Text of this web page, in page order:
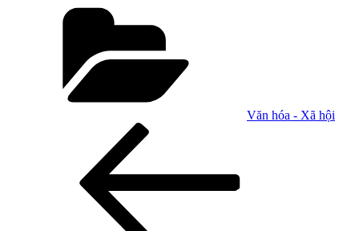
Văn hóa - Xã hội